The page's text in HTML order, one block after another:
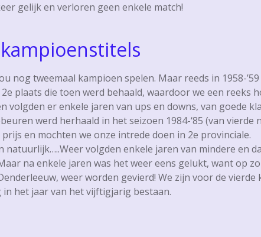
gelijk en verloren geen enkele match!
nog tweemaal kampioen spelen. Maar reeds in 1958-
2e plaats die toen werd behaald, waardoor we een
volgden er enkele jaren van ups en downs, van goede
werd herhaald in het seizoen 1984-‘85 (van vierde
prijs en mochten we onze intrede doen in 2e provinciale.
natuurlijk…..Weer volgden enkele jaren van mindere en
na enkele jaren was het weer eens gelukt, want op
weer worden gevierd! We zijn voor de
in het jaar van het vijftigjarig bestaan.